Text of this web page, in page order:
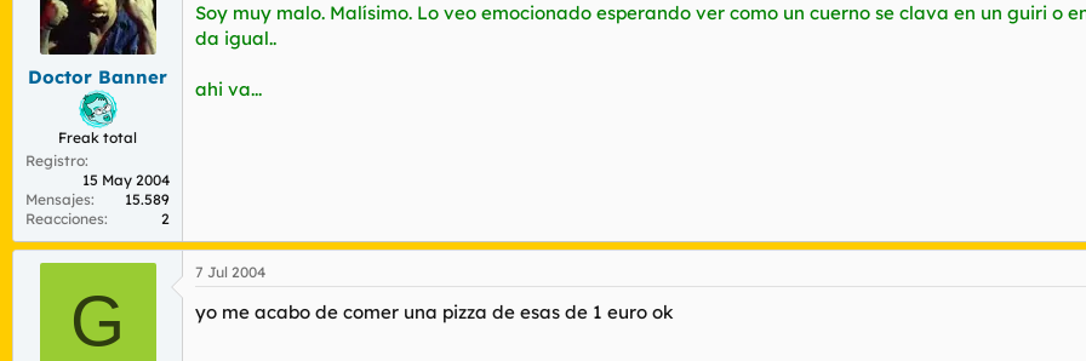
d
o
r
t
m
a
Doctor Banner
Freak total
Registro
15 May 2004
Mensajes
15.589
Reacciones
2
Soy muy malo. Malísimo. Lo veo emocionado esperando ver como un cuerno se clava en un guiri o
da igual..
ahi va...
G
7 Jul 2004
yo me acabo de comer una pizza de esas de 1 euro ok